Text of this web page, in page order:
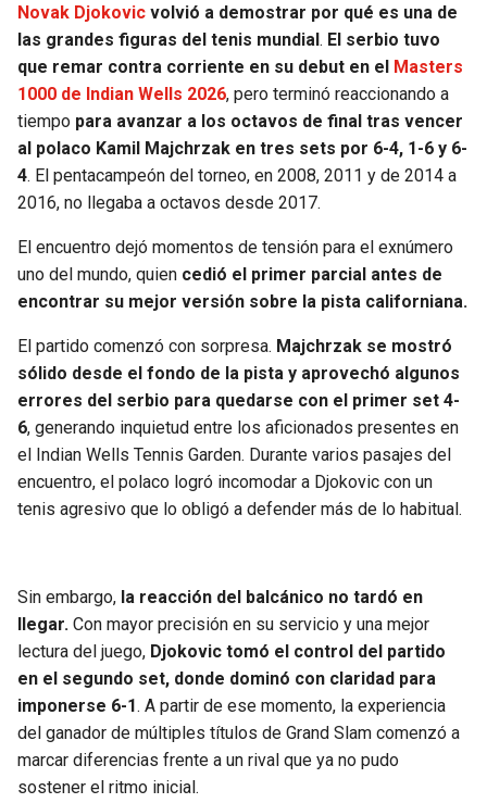
CARDINALS
RAMS
49ERS
SEAHAWKS
BEARS
PACKERS
VIKINGS
FALCONS
SAINTS
BUCCANEERS
MAVERICKS
ROCKETS
GRIZZLIES
PELICANS
SPURS
TIMBERWOLVES
THUNDER
TRAIL BLAZERS
Novak Djokovic volvió a demostrar por qué es una de
las grandes figuras del tenis mundial . El serbio tuvo
que remar contra corriente en su debut en el
Masters
1000 de Indian Wells 2026, pero terminó reaccionando a
tiempo para avanzar a los octavos de final tras vencer
al polaco Kamil Majchrzak en tres sets por 6-4, 1-6 y 6-
4. El pentacampeón del torneo, en 2008, 2011 y de 2014 a
2016, no llegaba a octavos desde 2017.
El encuentro dejó momentos de tensión para el exnúmero
uno del mundo, quien cedió el primer parcial antes de
encontrar su mejor versión sobre la pista californiana.
El partido comenzó con sorpresa. Majchrzak se mostró
sólido desde el fondo de la pista y aprovechó algunos
errores del serbio para quedarse con el primer set 4-
6, generando inquietud entre los aficionados presentes en
el Indian Wells Tennis Garden. Durante varios pasajes del
encuentro, el polaco logró incomodar a Djokovic con un
tenis agresivo que lo obligó a defender más de lo habitual.
Sin embargo, la reacción del balcánico no tardó en
llegar. Con mayor precisión en su servicio y una mejor
lectura del juego, Djokovic tomó el control del partido
en el segundo set, donde dominó con claridad para
imponerse 6-1. A partir de ese momento, la experiencia
del ganador de múltiples títulos de Grand Slam comenzó a
marcar diferencias frente a un rival que ya no pudo
sostener el ritmo inicial.